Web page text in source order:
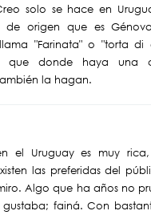
solo se hace en
de origen que es
"Farinata" o "torta di
que donde haya una
la hagan.
el Uruguay es muy
las preferidas del
Algo que ha años no
fainá. Con